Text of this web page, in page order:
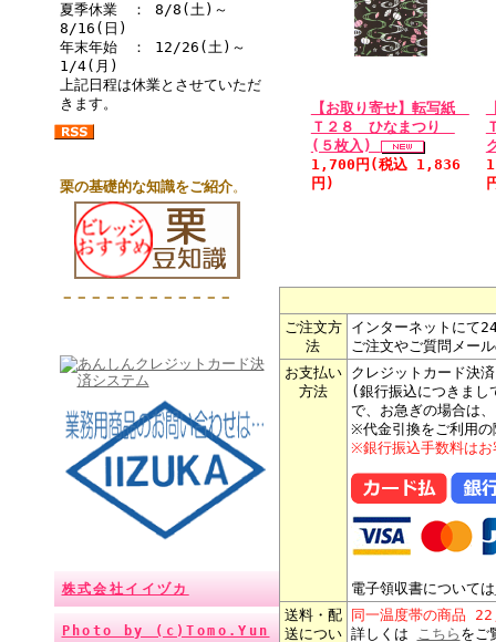
夏季休業 ： 8/8(土)～
8/16(日)
年末年始 ： 12/26(土)～
1/4(月)
上記日程は休業とさせていただ
きます。
栗の基礎的な知識をご紹介。
－－－－－－－－－－－－
株式会社イイヅカ
Photo by (c)Tomo.Yun
【お取り寄せ】転写紙
Ｔ２８ ひなまつり
(５枚入)
1,700円(税込 1,836
円)
ご注文方
法
インターネットにて
ご注文やご質問メー
お支払い
方法
クレジットカード決
(銀行振込につきまし
で、お急ぎの場合は
※代金引換をご利用の
※銀行振込手数料はお
電子領収書については
送料・配
送につい
同一温度帯の商品
詳しくは こちら をご